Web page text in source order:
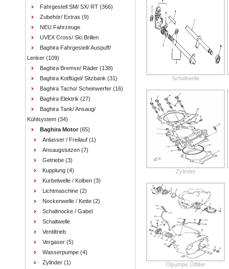
Fahrgestell SM/ SX/ RT (366)
Zubehör/ Extras (9)
NEU Fahrzeuge
UVEX Cross/ Ski Brillen
Baghira Fahrgestell/ Auspuff/
Lenker (109)
Baghira Bremse/ Räder (138)
Baghira Kotflügel/ Sitzbank (31)
Baghira Tacho/ Scheinwerfer (16)
Baghira Elektrik (27)
Baghira Tank/ Ansaug/
Kühlsystem (34)
Baghira Motor (65)
Anlasser / Freilauf (1)
Ansaugstutzen (7)
Getriebe (3)
Kupplung (4)
Kurbelwelle / Kolben (3)
Lichtmaschine (2)
Nockenwelle / Kette (2)
Schaltnocke / Gabel
Schaltwelle
Ventiltrieb
Vergaser (5)
Wasserpumpe (4)
Zylinder (1)
Schaltwelle
Zylinder
Ölpumpe Ölfilter